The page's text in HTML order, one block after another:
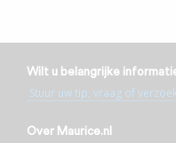
Wilt u belangrijke
Stuur uw tip, vraag of
Over Maurice.nl